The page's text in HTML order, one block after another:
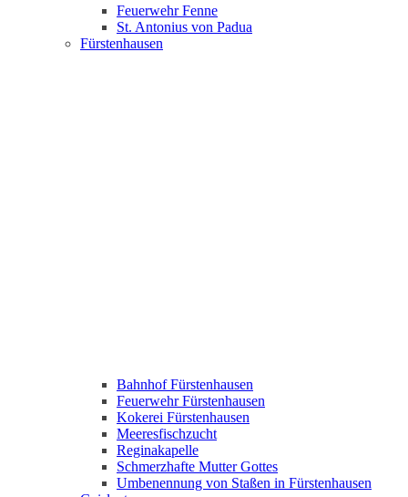
Feuerwehr Fenne
St. Antonius von Padua
Fürstenhausen
Bahnhof Fürstenhausen
Feuerwehr Fürstenhausen
Kokerei Fürstenhausen
Meeresfischzucht
Reginakapelle
Schmerzhafte Mutter Gottes
Umbenennung von Staßen in Fürstenhausen